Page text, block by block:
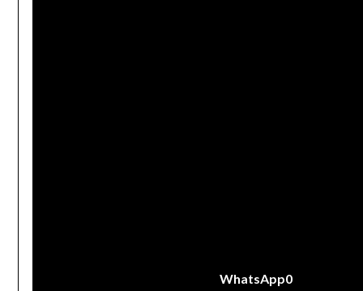
WhatsApp0